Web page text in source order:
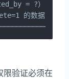
created_by =
的数
限验证必须在